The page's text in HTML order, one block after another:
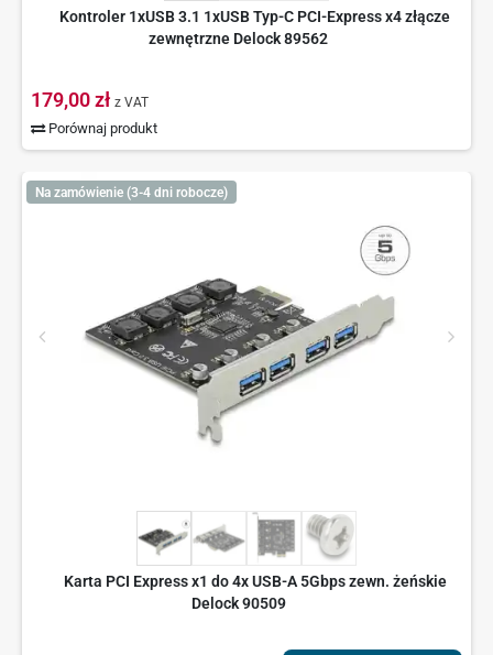
Kontroler 1xUSB 3.1 1xUSB Typ-C PCI-Express x4 złącze
zewnętrzne Delock 89562
179,00 zł z VAT
Porównaj produkt
Na zamówienie (3-4 dni robocze)
Karta PCI Express x1 do 4x USB-A 5Gbps zewn. żeńskie
Delock 90509